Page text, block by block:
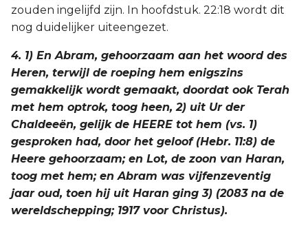
zouden ingelijfd zijn. In hoofdstuk. 22:18 wordt dit
nog duidelijker uiteengezet.
4. 1) En Abram, gehoorzaam aan het woord des
Heren, terwijl de roeping hem enigszins
gemakkelijk wordt gemaakt, doordat ook Terah
met hem optrok, toog heen, 2) uit Ur der
Chaldeeën, gelijk de HEERE tot hem (vs. 1)
gesproken had, door het geloof (Hebr. 11:8) de
Heere gehoorzaam; en Lot, de zoon van Haran,
toog met hem; en Abram was vijfenzeventig
jaar oud, toen hij uit Haran ging 3) (2083 na de
wereldschepping; 1917 voor Christus).